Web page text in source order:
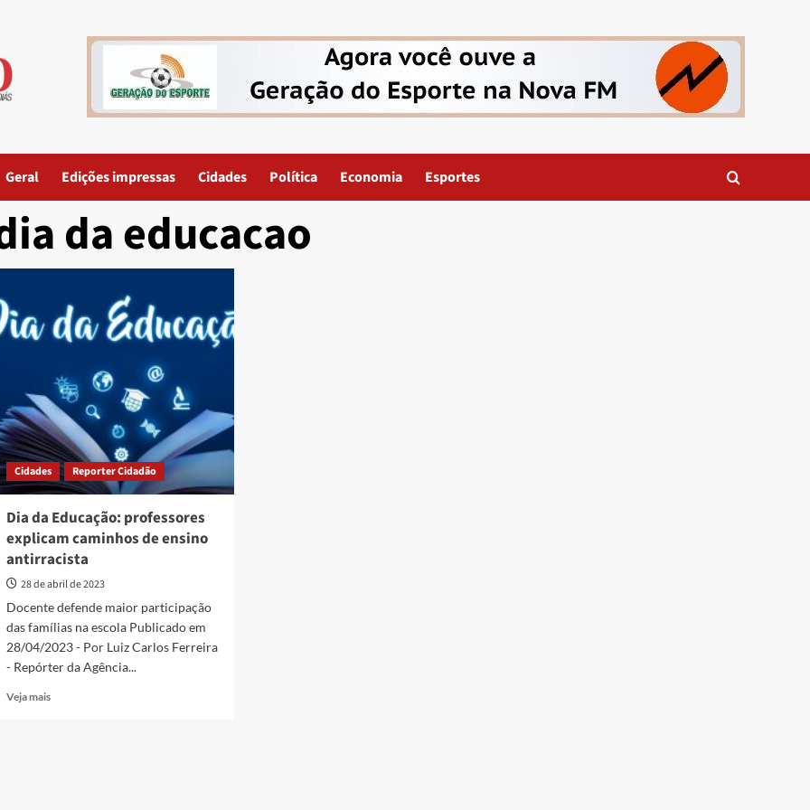
Geral Edições impressas Cidades Política Economia Esportes
da educacao
Cidades Reporter Cidadão
Dia da Educação: professores
explicam caminhos de ensino
antirracista
28 de abril de 2023
Docente defende maior participação
das famílias na escola Publicado em
28/04/2023 - Por Luiz Carlos Ferreira
- Repórter da Agência...
Veja maisRead